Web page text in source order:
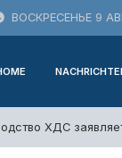
ВОСКРЕСЕНЬЕ 9
ХДС